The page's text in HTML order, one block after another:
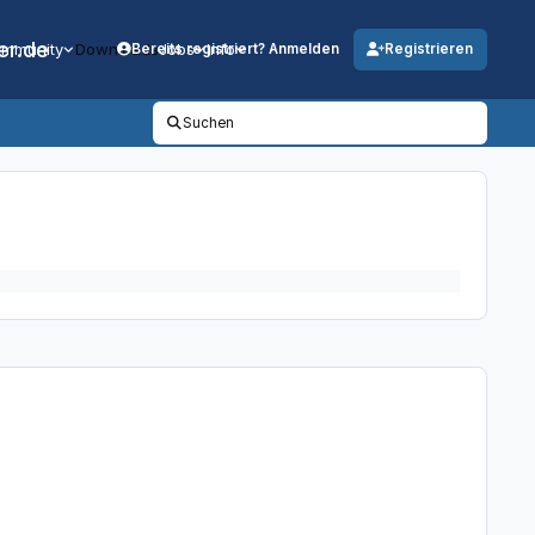
DownloadsJobs Info
Bereits registriert? Anmelden Registrieren
Suchen